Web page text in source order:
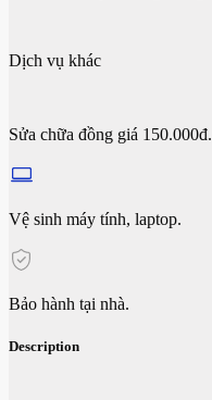
Dịch vụ khác
Sửa chữa đồng giá 150.000đ.
Vệ sinh máy tính, laptop.
Bảo hành tại nhà.
Description